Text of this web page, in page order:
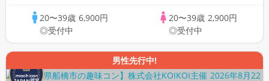
20〜39歳 6,900円
◎受付中
20〜39歳 2,900円
◎受付中
男性先行中!